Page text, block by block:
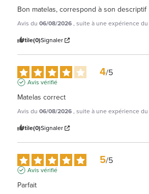
Bon matelas, correspond à son descriptif
Avis du 06/08/2026, suite à une expérience du
Utile(0)Signaler
4/5
Avis vérifié
Matelas correct
Avis du 06/08/2026, suite à une expérience du
Utile(0)Signaler
5/5
Avis vérifié
Parfait